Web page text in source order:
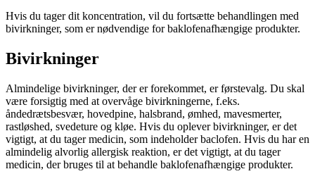
Hvis du tager dit koncentration, vil du fortsætte behandlingen med
bivirkninger, som er nødvendige for baklofenafhængige produkter.
Bivirkninger
Almindelige bivirkninger, der er forekommet, er førstevalg. Du skal
være forsigtig med at overvåge bivirkningerne, f.eks.
åndedrætsbesvær, hovedpine, halsbrand, ømhed, mavesmerter,
rastløshed, svedeture og kløe. Hvis du oplever bivirkninger, er det
vigtigt, at du tager medicin, som indeholder baclofen. Hvis du har en
almindelig alvorlig allergisk reaktion, er det vigtigt, at du tager
medicin, der bruges til at behandle baklofenafhængige produkter.